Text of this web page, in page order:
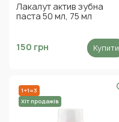
Лакалут актив зубна
паста 50 мл, 75 мл
150 грн Купити
1+1=3
Хіт продажів